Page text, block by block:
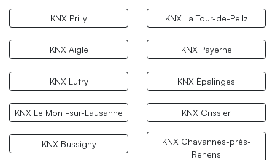
KNX Prilly KNX La Tour-de-Peilz
KNX Aigle KNX Payerne
KNX Lutry KNX Épalinges
KNX Le Mont-sur-Lausanne KNX Crissier
KNX Bussigny
KNX Chavannes-près-
Renens